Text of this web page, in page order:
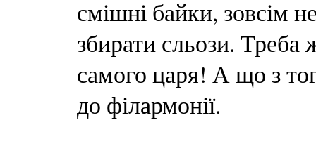
смішні байки, зовсім
збирати сльози.
самого царя! А що з
до філармонії.